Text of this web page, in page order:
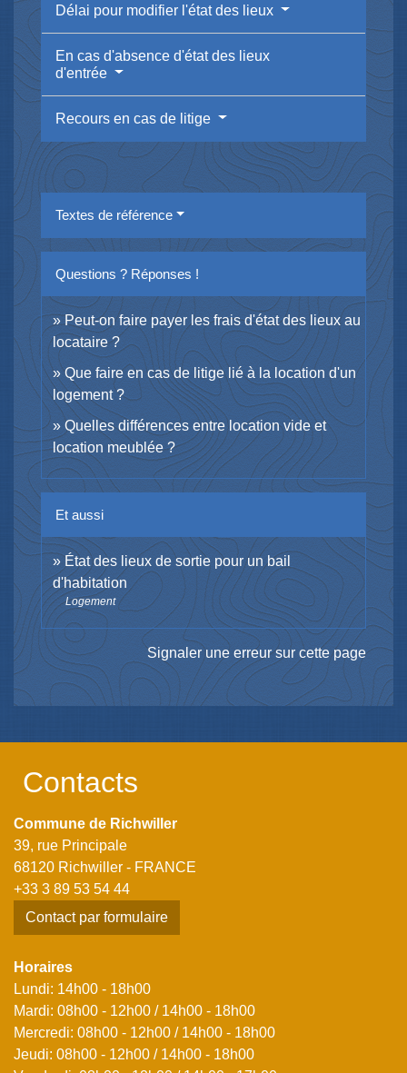
Délai pour modifier l'état des lieux
En cas d'absence d'état des lieux
d'entrée
Recours en cas de litige
Textes de référence
Questions ? Réponses !
Peut-on faire payer les frais d'état des lieux au
locataire ?
Que faire en cas de litige lié à la location d'un
logement ?
Quelles différences entre location vide et
location meublée ?
Et aussi
État des lieux de sortie pour un bail
d'habitation
Logement
Signaler une erreur sur cette page
Contacts
Commune de Richwiller
39, rue Principale
68120 Richwiller - FRANCE
+33 3 89 53 54 44
Contact par formulaire
Horaires
Lundi: 14h00 - 18h00
Mardi: 08h00 - 12h00 / 14h00 - 18h00
Mercredi: 08h00 - 12h00 / 14h00 - 18h00
Jeudi: 08h00 - 12h00 / 14h00 - 18h00